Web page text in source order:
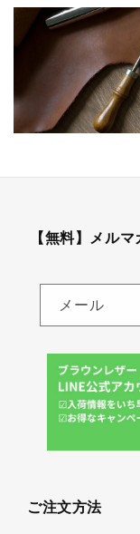
【無料】メル
メール
ご注文方法